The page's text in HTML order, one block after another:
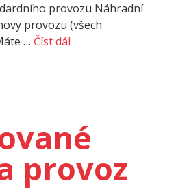
provozu Náhradní
provozu (všech
… Číst dál
provoz